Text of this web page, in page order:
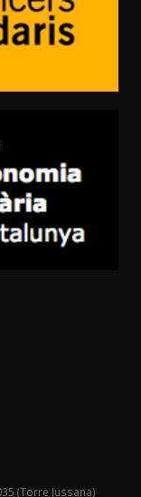
(Torre Jussana)